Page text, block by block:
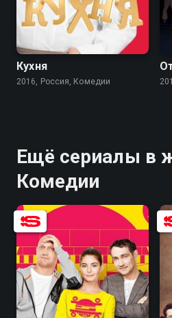
8.2 8.4
Кухня
2016, Россия, Комедии
Ещё сериалы в
Комедии